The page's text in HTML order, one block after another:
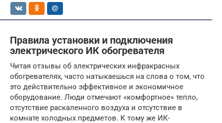
Правила установки и подключения
электрического ИК обогревателя
Читая отзывы об электрических инфракрасных
обогревателях, часто натыкаешься на слова о том, что
это действительно эффективное и экономичное
оборудование. Люди отмечают «комфортное» тепло,
отсутствие раскаленного воздуха и отсутствие в
комнате холодных предметов. К тому же ИК-